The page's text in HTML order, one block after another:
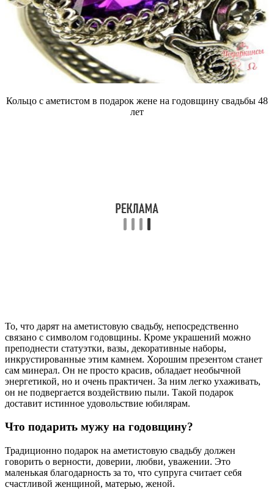
Кольцо с аметистом в подарок жене на годовщину свадьбы 48
лет
То, что дарят на аметистовую свадьбу, непосредственно
связано с символом годовщины. Кроме украшений можно
преподнести статуэтки, вазы, декоративные наборы,
инкрустированные этим камнем. Хорошим презентом станет
сам минерал. Он не просто красив, обладает необычной
энергетикой, но и очень практичен. За ним легко ухаживать,
он не подвергается воздействию пыли. Такой подарок
доставит истинное удовольствие юбилярам.
Что подарить мужу на годовщину?
Традиционно подарок на аметистовую свадьбу должен
говорить о верности, доверии, любви, уважении. Это
маленькая благодарность за то, что супруга считает себя
счастливой женщиной, матерью, женой.